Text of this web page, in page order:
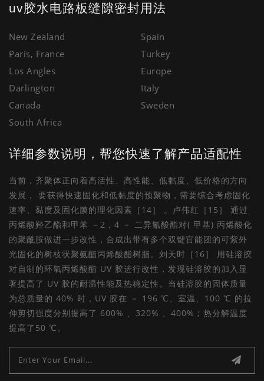
uv胶水电路板缝隙密封用法
New Zealand
Paris, France
Los Angles
Darlington
Canada
South Africa
Spain
Turkey
Europe
Italy
Sweden
详细参数说明，帮您快速了解产品适配性
当前，齐聚体正向着高活性、高性能、低黏度、低价格的方向
发展， 要获得快速固化和低黏度的预聚物，需要综合考虑固化
速率、黏度及固化膜的理化因素［14］ 。卢伟红［15］ 通过
丙烯酸羟乙酯和甲苯 －2，4 － 二异氰酸酯对( 甲基) 丙烯酸化
的聚酰胺做进一步改性，合成出带有多个双键官能团的可紫外
光固化的树枝状聚氨酯丙烯酸酯树脂。刘天时［16］ 用硅溶胶
对自制的环氧丙烯酸酯 UV 胶进行改性，发现硅溶胶的加入显
著提高了 UV 胶的耐温性能及热稳定性。当硅溶胶的固体质量
为总质量的 40% 时，UV 胶在 － 196 ℃、室温、100 ℃ 的拉
伸剪切强度分别提高了 600% 、320% 、400% ; 热分解温度
提高了50 ℃。